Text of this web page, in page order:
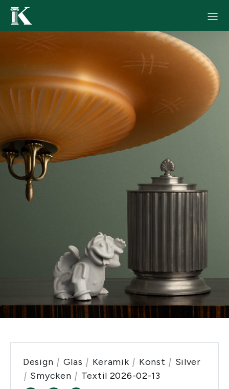
Design | Glas | Keramik | Konst | Silver
| Smycken | Textil 2026-02-13